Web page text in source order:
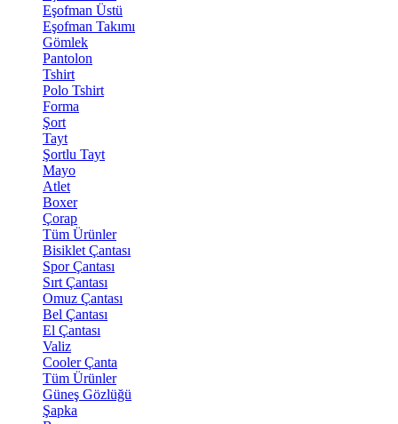
Eşofman Üstü
Eşofman Takımı
Gömlek
Pantolon
Tshirt
Polo Tshirt
Forma
Şort
Tayt
Şortlu Tayt
Mayo
Atlet
Boxer
Çorap
Tüm Ürünler
Bisiklet Çantası
Spor Çantası
Sırt Çantası
Omuz Çantası
Bel Çantası
El Çantası
Valiz
Cooler Çanta
Tüm Ürünler
Güneş Gözlüğü
Şapka